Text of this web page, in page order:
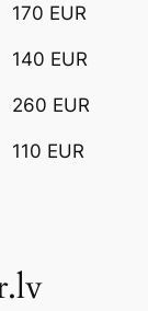
170 EUR
140 EUR
260 EUR
110 EUR